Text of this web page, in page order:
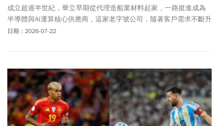
成立超過半世紀，華立早期從代理造船業材料起家，一路挺進成為
半導體與AI運算核心供應商，這家老字號公司，隨著客戶需求不斷升
級、擴大產品版圖，正準備迎向下一波成長。
日期：2026-07-22